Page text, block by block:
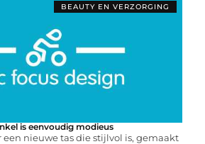
BEAUTY EN VERZORGING
is eenvoudig modieus
een nieuwe tas die stijlvol is, gemaakt